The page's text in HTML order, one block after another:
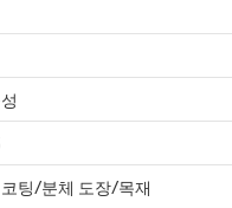
팅/분체 도장/목재